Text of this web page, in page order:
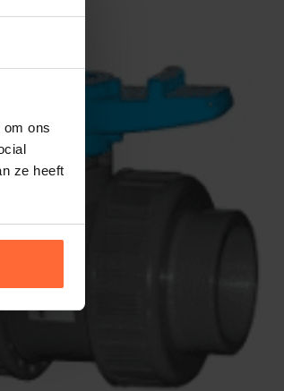
ons
ze heeft